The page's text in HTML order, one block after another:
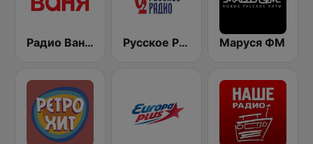
Радио Ваня (Radio Vanya) Русское Радио Маруся ФМ